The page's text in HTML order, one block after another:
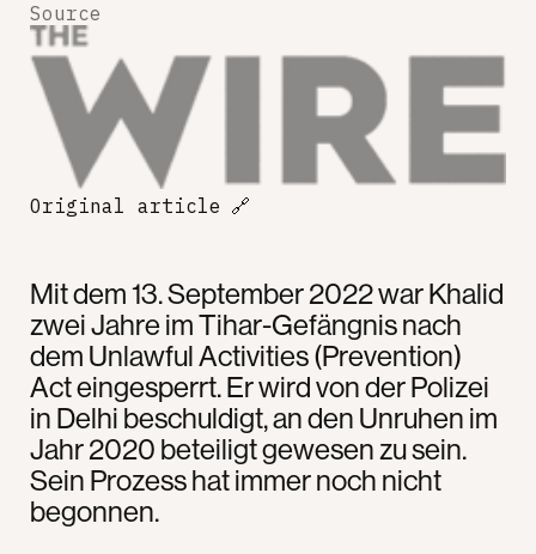
Mit dem 13. September 2022 war Khalid
zwei Jahre im Tihar-Gefängnis nach
dem Unlawful Activities (Prevention)
Act eingesperrt. Er wird von der Polizei
in Delhi beschuldigt, an den Unruhen im
Jahr 2020 beteiligt gewesen zu sein.
Sein Prozess hat immer noch nicht
begonnen.
Source
Original article 🔗